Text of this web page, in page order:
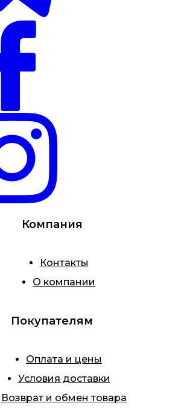
Компания
Контакты
О компании
Покупателям
Оплата и цены
Условия доставки
Возврат и обмен товара